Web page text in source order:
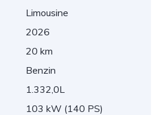
Limousine
2026
20 km
Benzin
1.332,0L
103 kW (140 PS)